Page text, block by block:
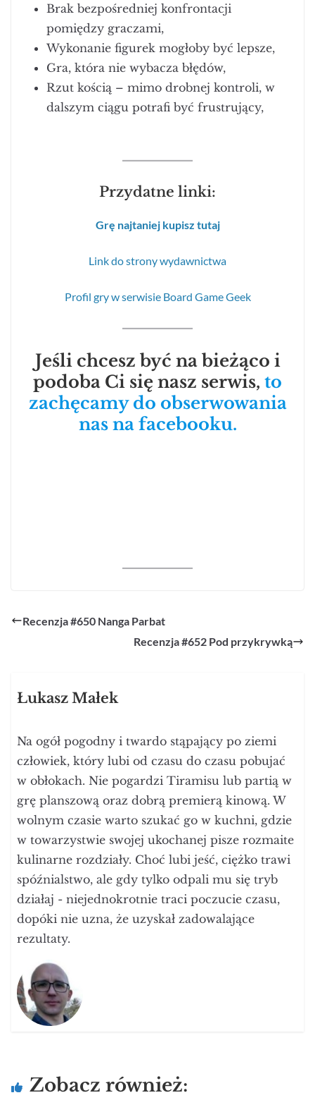
Brak bezpośredniej konfrontacji
pomiędzy graczami,
Wykonanie figurek mogłoby być lepsze,
Gra, która nie wybacza błędów,
Rzut kością – mimo drobnej kontroli, w
dalszym ciągu potrafi być frustrujący,
Przydatne linki:
Grę najtaniej kupisz tutaj
Link do strony wydawnictwa
Profil gry w serwisie Board Game Geek
Jeśli chcesz być na bieżąco i
podoba Ci się nasz serwis, to
zachęcamy do obserwowania
nas na facebooku.
Recenzja #650 Nanga Parbat
Recenzja #652 Pod przykrywką
Łukasz Małek
Na ogół pogodny i twardo stąpający po ziemi
człowiek, który lubi od czasu do czasu pobujać
w obłokach. Nie pogardzi Tiramisu lub partią w
grę planszową oraz dobrą premierą kinową. W
wolnym czasie warto szukać go w kuchni, gdzie
w towarzystwie swojej ukochanej pisze rozmaite
kulinarne rozdziały. Choć lubi jeść, ciężko trawi
spóźnialstwo, ale gdy tylko odpali mu się tryb
działaj - niejednokrotnie traci poczucie czasu,
dopóki nie uzna, że uzyskał zadowalające
rezultaty.
Zobacz również: